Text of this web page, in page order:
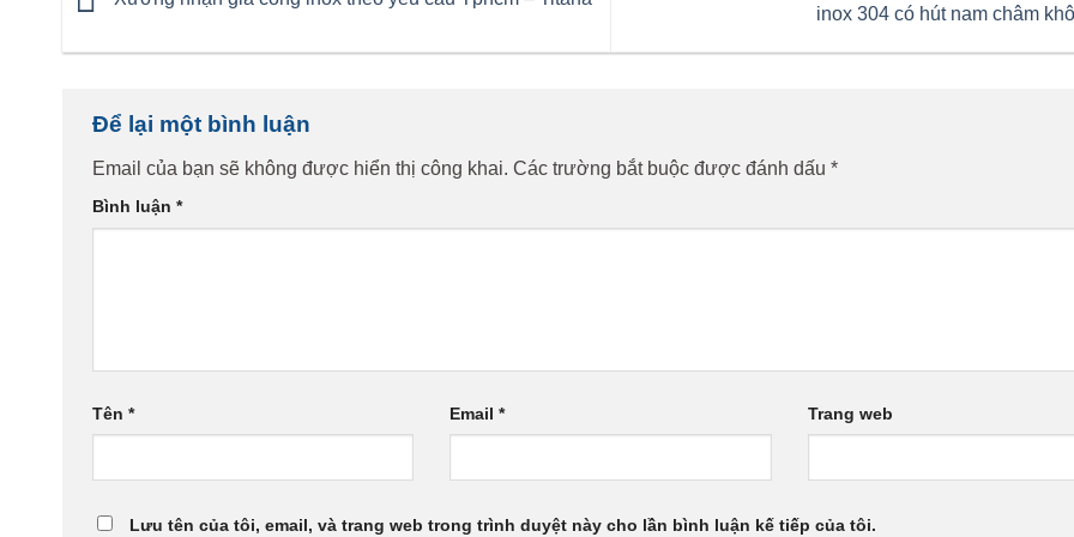
inox 304 có hút nam châm
Để lại một bình luận
Email của bạn sẽ không được hiển thị công khai. Các trường bắt buộc được đánh dấu *
Bình luận *
Tên * Email* Trang web
Lưu tên của tôi, email, và trang web trong trình duyệt này cho lần bình luận kế tiếp của tôi.